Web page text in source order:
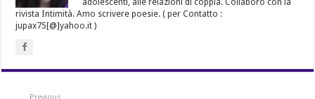
adolescenti, alle relazioni di coppia. Collaboro con la
rivista Intimità. Amo scrivere poesie. ( per Contatto :
jupax75[@]yahoo.it )
Previous